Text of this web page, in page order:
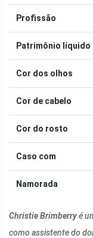
Profissão
Patrimônio líquido
Cor dos olhos
Cor de cabelo
Cor do rosto
Caso com
Namorada
Christie Brimberryé
como assistente do